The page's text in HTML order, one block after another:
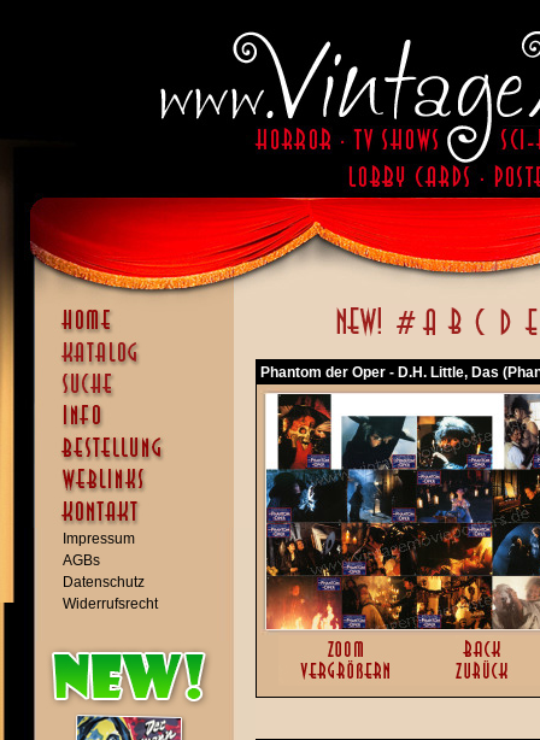
Impressum
AGBs
Datenschutz
Widerrufsrecht
Phantom der Oper - D.H. Little, Das